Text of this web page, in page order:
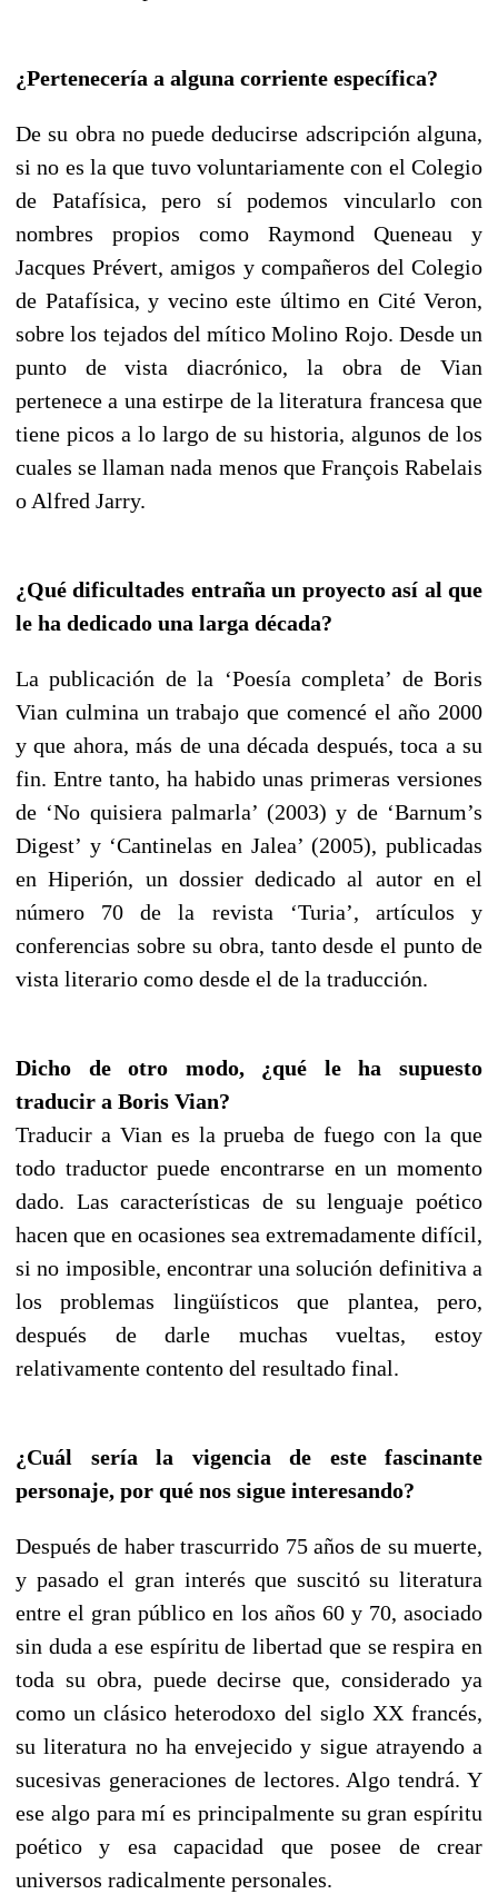
¿Pertenecería a alguna corriente específica?
De su obra no puede deducirse adscripción alguna,
si no es la que tuvo voluntariamente con el Colegio
de Patafísica, pero sí podemos vincularlo con
nombres propios como Raymond Queneau y
Jacques Prévert, amigos y compañeros del Colegio
de Patafísica, y vecino este último en Cité Veron,
sobre los tejados del mítico Molino Rojo. Desde un
punto de vista diacrónico, la obra de Vian
pertenece a una estirpe de la literatura francesa que
tiene picos a lo largo de su historia, algunos de los
cuales se llaman nada menos que François Rabelais
o Alfred Jarry.
¿Qué dificultades entraña un proyecto así al que
le ha dedicado una larga década?
La publicación de la ‘Poesía completa’ de Boris
Vian culmina un trabajo que comencé el año 2000
y que ahora, más de una década después, toca a su
fin. Entre tanto, ha habido unas primeras versiones
de ‘No quisiera palmarla’ (2003) y de ‘Barnum’s
Digest’ y ‘Cantinelas en Jalea’ (2005), publicadas
en Hiperión, un dossier dedicado al autor en el
número 70 de la revista ‘Turia’, artículos y
conferencias sobre su obra, tanto desde el punto de
vista literario como desde el de la traducción.
Dicho de otro modo, ¿qué le ha supuesto
traducir a Boris Vian?
Traducir a Vian es la prueba de fuego con la que
todo traductor puede encontrarse en un momento
dado. Las características de su lenguaje poético
hacen que en ocasiones sea extremadamente difícil,
si no imposible, encontrar una solución definitiva a
los problemas lingüísticos que plantea, pero,
después de darle muchas vueltas, estoy
relativamente contento del resultado final.
¿Cuál sería la vigencia de este fascinante
personaje, por qué nos sigue interesando?
Después de haber trascurrido 75 años de su muerte,
y pasado el gran interés que suscitó su literatura
entre el gran público en los años 60 y 70, asociado
sin duda a ese espíritu de libertad que se respira en
toda su obra, puede decirse que, considerado ya
como un clásico heterodoxo del siglo XX francés,
su literatura no ha envejecido y sigue atrayendo a
sucesivas generaciones de lectores. Algo tendrá. Y
ese algo para mí es principalmente su gran espíritu
poético y esa capacidad que posee de crear
universos radicalmente personales.